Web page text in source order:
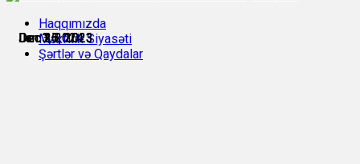
Dec 26, 2023
Dec 26, 2023
Dec 27, 2023
Dec 31, 2023
Jan 1, 2024
Jan 3, 2024
Haqqımızda
Məxfilik Siyasəti
Şərtlər və Qaydalar